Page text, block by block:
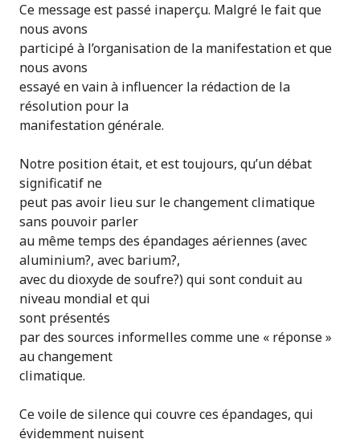
Ce message est passé inaperçu. Malgré le fait que
nous avons
participé à l’organisation de la manifestation et que
nous avons
essayé en vain à influencer la rédaction de la
résolution pour la
manifestation générale.
Notre position était, et est toujours, qu’un débat
significatif ne
peut pas avoir lieu sur le changement climatique
sans pouvoir parler
au même temps des épandages aériennes (avec
aluminium?, avec barium?,
avec du dioxyde de soufre?) qui sont conduit au
niveau mondial et qui
sont présentés
par des sources informelles comme une « réponse »
au changement
climatique.
Ce voile de silence qui couvre ces épandages, qui
évidemment nuisent